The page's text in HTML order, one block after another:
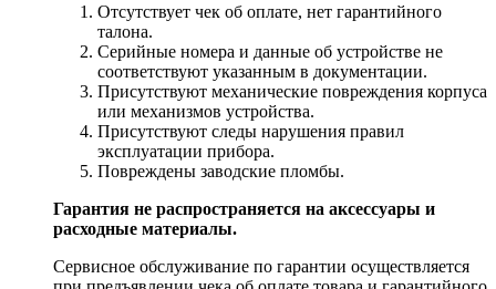
Отсутствует чек об оплате, нет гарантийного
талона.
Серийные номера и данные об устройстве не
соответствуют указанным в документации.
Присутствуют механические повреждения корпуса
или механизмов устройства.
Присутствуют следы нарушения правил
эксплуатации прибора.
Повреждены заводские пломбы.
Гарантия не распространяется на аксессуары и
расходные материалы.
Сервисное обслуживание по гарантии осуществляется